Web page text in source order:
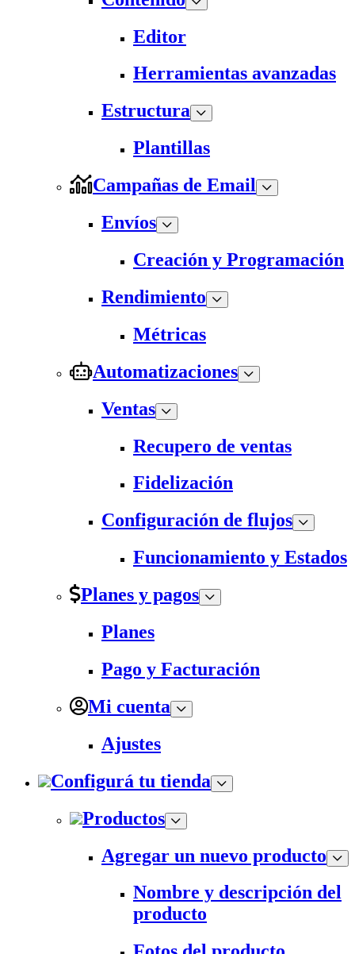
Editor
Herramientas avanzadas
Estructura
Plantillas
Campañas de Email
Envíos
Creación y Programación
Rendimiento
Métricas
Automatizaciones
Ventas
Recupero de ventas
Fidelización
Configuración de flujos
Funcionamiento y Estados
Planes y pagos
Planes
Pago y Facturación
Mi cuenta
Ajustes
Configurá tu tienda
Productos
Agregar un nuevo producto
Nombre y descripción del
producto